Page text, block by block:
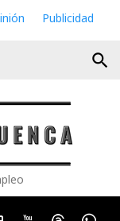
Publicidad
search